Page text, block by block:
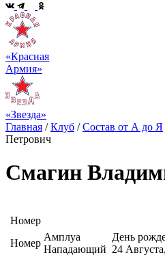
«Красная
Армия»
«Звезда»
Главная /Клуб /Состав от А до Я
Петрович
Смагин
Номер
Номер
Амплуа
Нападающий
День
24